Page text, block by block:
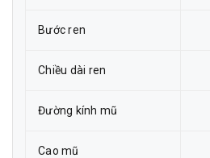
Bước ren
Chiều dài ren
Đường kính mũ
Cao mũ